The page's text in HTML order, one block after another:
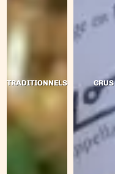
TRADITIONNELS CRUS